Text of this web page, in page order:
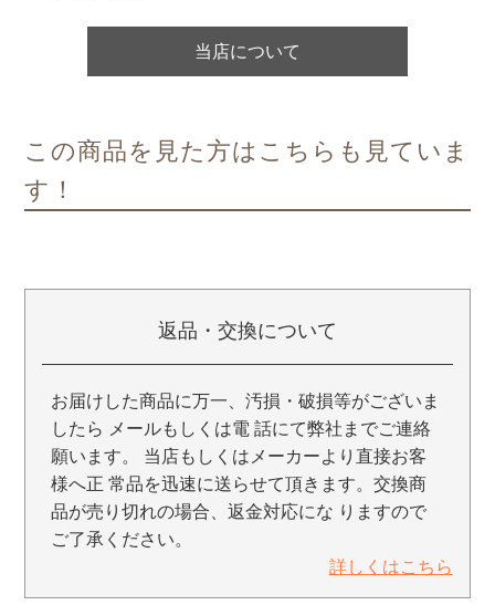
当店について
この商品を見た方はこちらも見ていま
す！
返品・交換について
お届けした商品に万一、汚損・破損等がございま
したら メールもしくは電 話にて弊社までご連絡
願います。 当店もしくはメーカーより直接お客
様へ正 常品を迅速に送らせて頂きます。交換商
品が売り切れの場合、返金対応にな りますので
ご了承ください。
詳しくはこちら